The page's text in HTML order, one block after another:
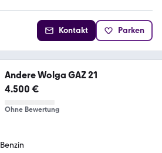
Kontakt Parken
Andere Wolga GAZ 21
4.500 €
Ohne Bewertung
Benzin